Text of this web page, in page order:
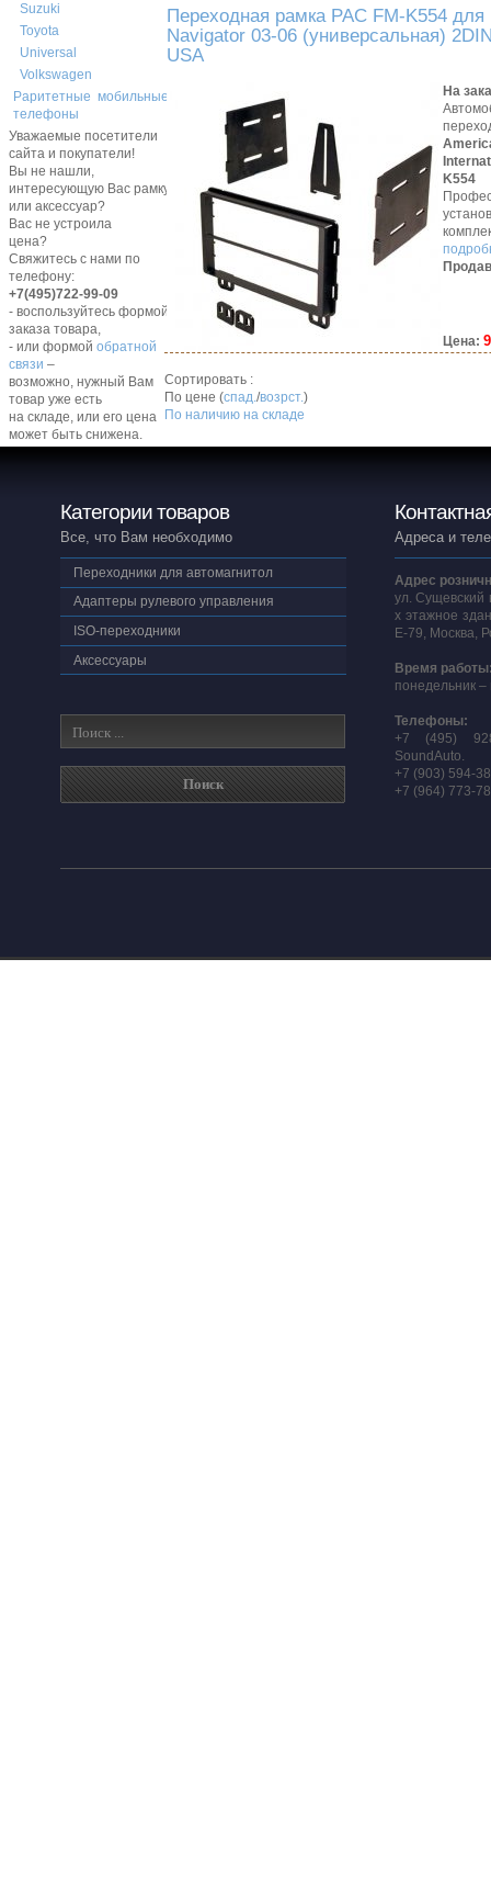
Suzuki
Toyota
Universal
Volkswagen
Раритетные мобильные
телефоны
Уважаемые посетители
сайта и покупатели!
Вы не нашли,
интересующую Вас рамку,
или аксессуар?
Вас не устроила
цена?
Свяжитесь с нами по
телефону:
+7(495)722-99-09
- воспользуйтесь формой
заказа товара,
- или формой обратной
связи –
возможно, нужный Вам
товар уже есть
на складе, или его цена
может быть снижена.
Переходная рамка PAC FM-K554 для
Navigator 03-06 (универсальная)
USA
На
K554
Цена:
Сортировать :
По цене (спад./возрст.)
По наличию на складе
Категории товаров
Все, что Вам необходимо
Переходники для автомагнитол
Адаптеры рулевого управления
ISO-переходники
Аксессуары
Адреса и
Адрес
ул. Сущевский
х этажное
E-79, Москва,
Время
понедельник –
Телефоны:
+7 (495)
SoundAuto.
+7 (903) 594-
+7 (964) 773-